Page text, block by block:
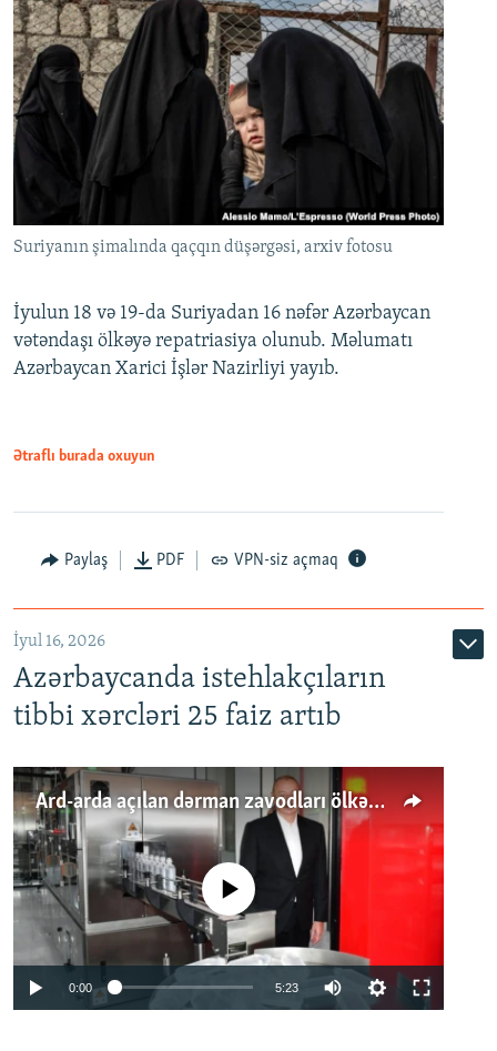
Suriyanın şimalında qaçqın düşərgəsi, arxiv fotosu
İyulun 18 və 19-da Suriyadan 16 nəfər Azərbaycan
vətəndaşı ölkəyə repatriasiya olunub. Məlumatı
Azərbaycan Xarici İşlər Nazirliyi yayıb.
Ətraflı burada oxuyun
Paylaş PDF VPN-siz açmaq
İyul 16, 2026
Azərbaycanda istehlakçıların
tibbi xərcləri 25 faiz artıb
Ard-arda açılan dərman zavodları ölkənin tələbatını ödəyirmi?
No media source currently available
0:00 5:23